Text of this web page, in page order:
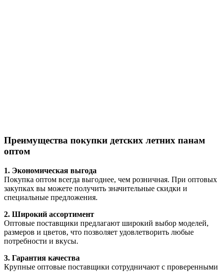
Преимущества покупки детских летних панам
оптом
1. Экономическая выгода
Покупка оптом всегда выгоднее, чем розничная. При оптовых
закупках вы можете получить значительные скидки и
специальные предложения.
2. Широкий ассортимент
Оптовые поставщики предлагают широкий выбор моделей,
размеров и цветов, что позволяет удовлетворить любые
потребности и вкусы.
3. Гарантия качества
Крупные оптовые поставщики сотрудничают с проверенными